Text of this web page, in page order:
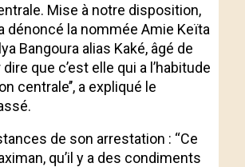
Mise à notre disposition,
dénoncé la nommée Amie Keïta
Bangoura alias Kaké, âgé de
que c’est elle qui a l’habitude
centrale’’, a expliqué le
de son arrestation : ‘‘Ce
qu’il y a des condiments